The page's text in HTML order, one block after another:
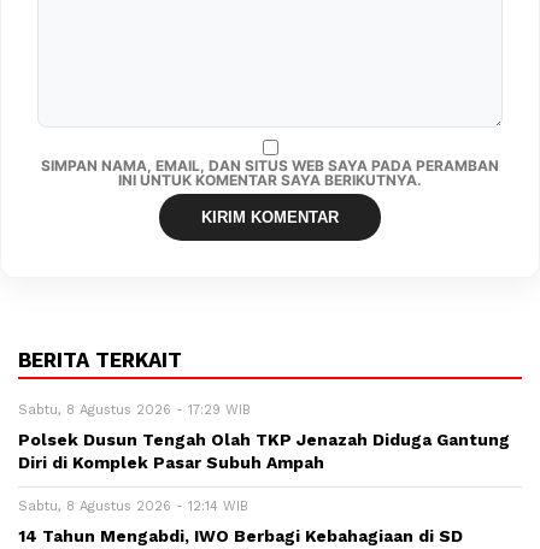
SIMPAN NAMA, EMAIL, DAN SITUS WEB SAYA PADA PERAMBAN
INI UNTUK KOMENTAR SAYA BERIKUTNYA.
BERITA TERKAIT
Sabtu, 8 Agustus 2026 - 17:29 WIB
Polsek Dusun Tengah Olah TKP Jenazah Diduga Gantung
Diri di Komplek Pasar Subuh Ampah
Sabtu, 8 Agustus 2026 - 12:14 WIB
14 Tahun Mengabdi, IWO Berbagi Kebahagiaan di SD